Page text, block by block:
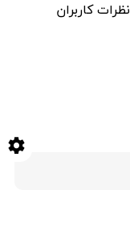
نظرات کاربران